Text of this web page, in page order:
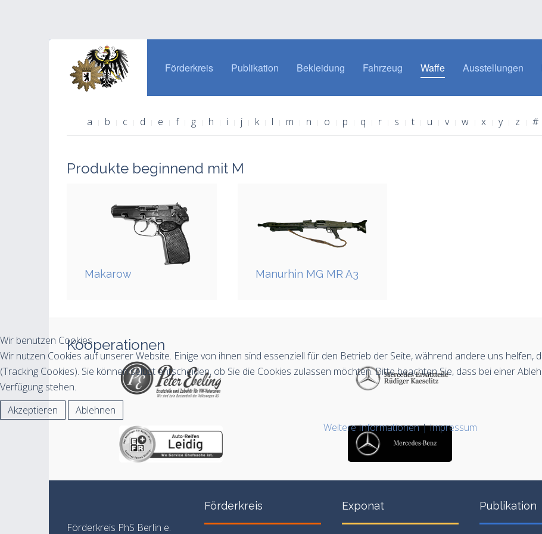
Förderkreis Publikation Bekleidung Fahrzeug Waffe Ausstellungen
a b c d e f g h i j k l m n o p q r s t u v w x y z #
Produkte beginnend mit M
Makarow Manurhin MG MR A3
Kooperationen
Förderkreis PhS Berlin e.
Förderkreis Exponat Publikation
Wir benutzen Cookies
Wir nutzen Cookies auf unserer Website. Einige von ihnen sind essenziell für den Betrieb der Seite, während andere uns
(Tracking Cookies). Sie können selbst entscheiden, ob Sie die Cookies zulassen möchten. Bitte beachten Sie, dass bei einer
Verfügung stehen.
Akzeptieren
Ablehnen
Weitere Informationen|Impressum